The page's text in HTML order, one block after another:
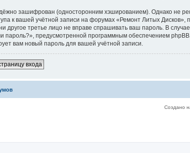
зашифрован (односторонним хэшированием). Однако не
к вашей учётной записи на форумах «Ремонт Литых Дисков»,
другое третье лицо не вправе спрашивать ваш пароль. В
пароль?», предусмотренной программным обеспечением
вам новый пароль для вашей учётной записи.
входа
Создано